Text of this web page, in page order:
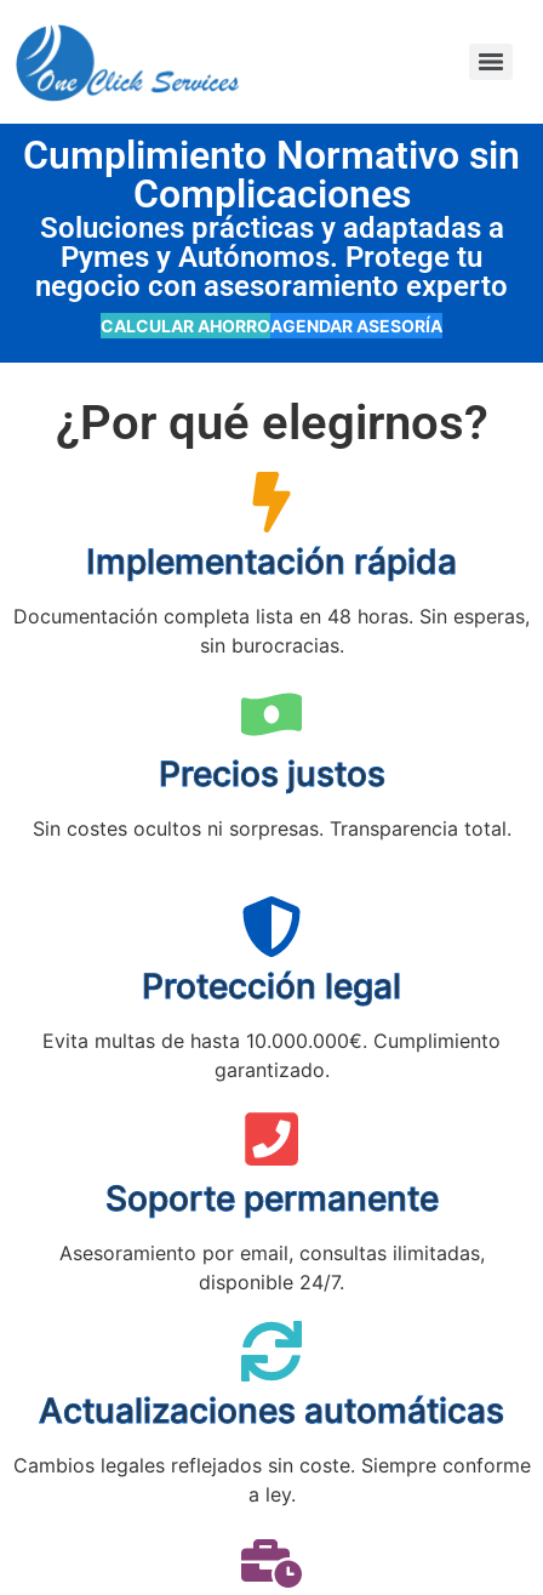
Cumplimiento Normativo sin
Complicaciones
Soluciones prácticas y adaptadas a
Pymes y Autónomos. Protege tu
negocio con asesoramiento experto
CALCULAR AHORROAGENDAR ASESORÍA
¿Por qué elegirnos?
Implementación rápida
Documentación completa lista en 48 horas. Sin esperas,
sin burocracias.
Precios justos
Sin costes ocultos ni sorpresas. Transparencia total.
Protección legal
Evita multas de hasta 10.000.000€. Cumplimiento
garantizado.
Soporte permanente
Asesoramiento por email, consultas ilimitadas,
disponible 24/7.
Actualizaciones automáticas
Cambios legales reflejados sin coste. Siempre conforme
a ley.